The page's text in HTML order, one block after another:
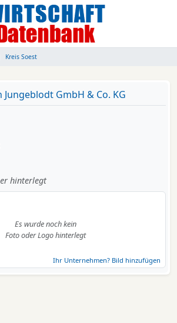
Kreis Soest
Jungeblodt GmbH & Co. KG
hinterlegt
Es wurde noch kein
Foto oder Logo hinterlegt
Ihr Unternehmen? Bild hinzufügen